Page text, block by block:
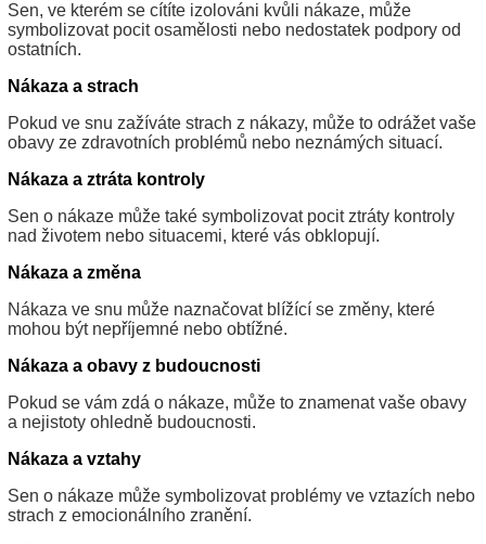
Sen, ve kterém se cítíte izolováni kvůli nákaze, může
symbolizovat pocit osamělosti nebo nedostatek podpory od
ostatních.
Nákaza a strach
Pokud ve snu zažíváte strach z nákazy, může to odrážet vaše
obavy ze zdravotních problémů nebo neznámých situací.
Nákaza a ztráta kontroly
Sen o nákaze může také symbolizovat pocit ztráty kontroly
nad životem nebo situacemi, které vás obklopují.
Nákaza a změna
Nákaza ve snu může naznačovat blížící se změny, které
mohou být nepříjemné nebo obtížné.
Nákaza a obavy z budoucnosti
Pokud se vám zdá o nákaze, může to znamenat vaše obavy
a nejistoty ohledně budoucnosti.
Nákaza a vztahy
Sen o nákaze může symbolizovat problémy ve vztazích nebo
strach z emocionálního zranění.